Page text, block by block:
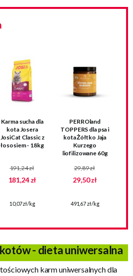
Karma sucha dla
kota Josera
JosiCat Classic z
łososiem - 18kg
191,24 zł
181,24 zł
10,07 zł/kg
PERROland
TOPPERS dla psa i
kota Żółtko Jaja
Kurzego
liofilizowane 60g
29,89 zł
29,50 zł
491,67 zł/kg
- dieta uniwersalna
karm uniwersalnych dla